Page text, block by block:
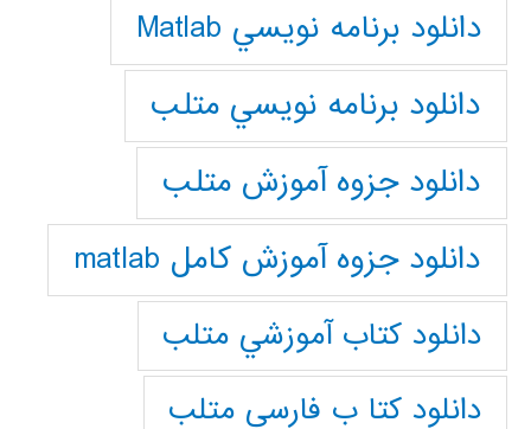
دانلود برنامه نويسي Matlab
دانلود برنامه نويسي متلب
دانلود جزوه آموزش متلب
دانلود جزوه آموزش کامل matlab
دانلود كتاب آموزشي متلب
دانلود كتا ب فارسي متلب